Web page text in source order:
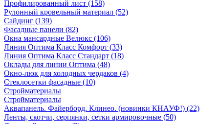
Профилированный лист (158)
Рулонный кровельный материал (52)
Сайдинг (139)
Фасадные панели (82)
Окна мансардные Велюкс (106)
Линия Оптима Класс Комфорт (33)
Линия Оптима Класс Стандарт (18)
Оклады для линии Оптима (48)
Окно-люк для холодных чердаков (4)
Стеклосетки фасадные (10)
Стройматериалы
Стройматериалы
Аквапанель. Файерборд. Клинео. (новинки КНАУФ!) (22)
Ленты, скотчи, серпянки, сетки армировочные (50)